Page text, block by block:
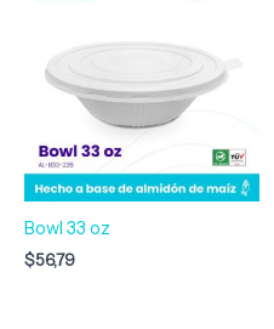
Bowl 33 oz
$56,79